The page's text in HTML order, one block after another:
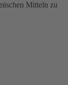
Mitteln zu